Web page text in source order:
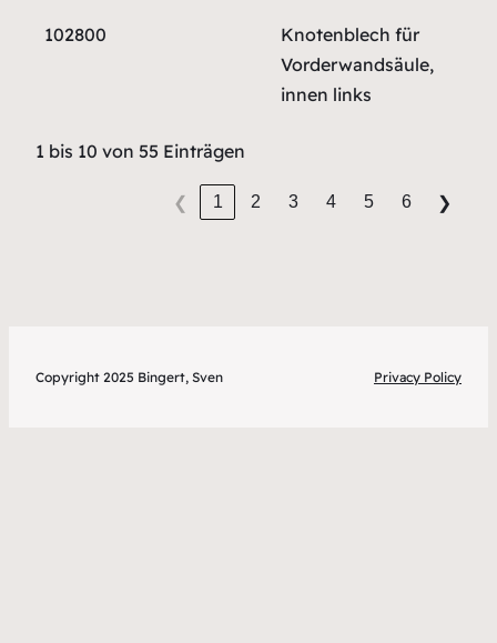
102800
Knotenblech für
Vorderwandsäule,
innen links
1 bis 10 von 55 Einträgen
❮ 1 2 3 4 5 6 ❯
Copyright 2025 Bingert, Sven Privacy Policy